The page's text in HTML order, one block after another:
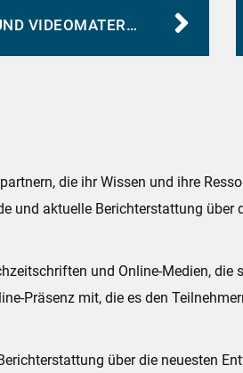
BILDER, AUDIO- UND VIDEOMATERIAL
die ihr Wissen und ihre
und aktuelle Berichterstattung
und Online-Medien,
Präsenz mit, die es den
über die neuesten